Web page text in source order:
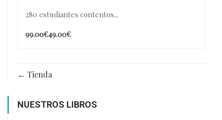
280 estudiantes contentos...
99.00€49.00€
Tienda
NUESTROS LIBROS